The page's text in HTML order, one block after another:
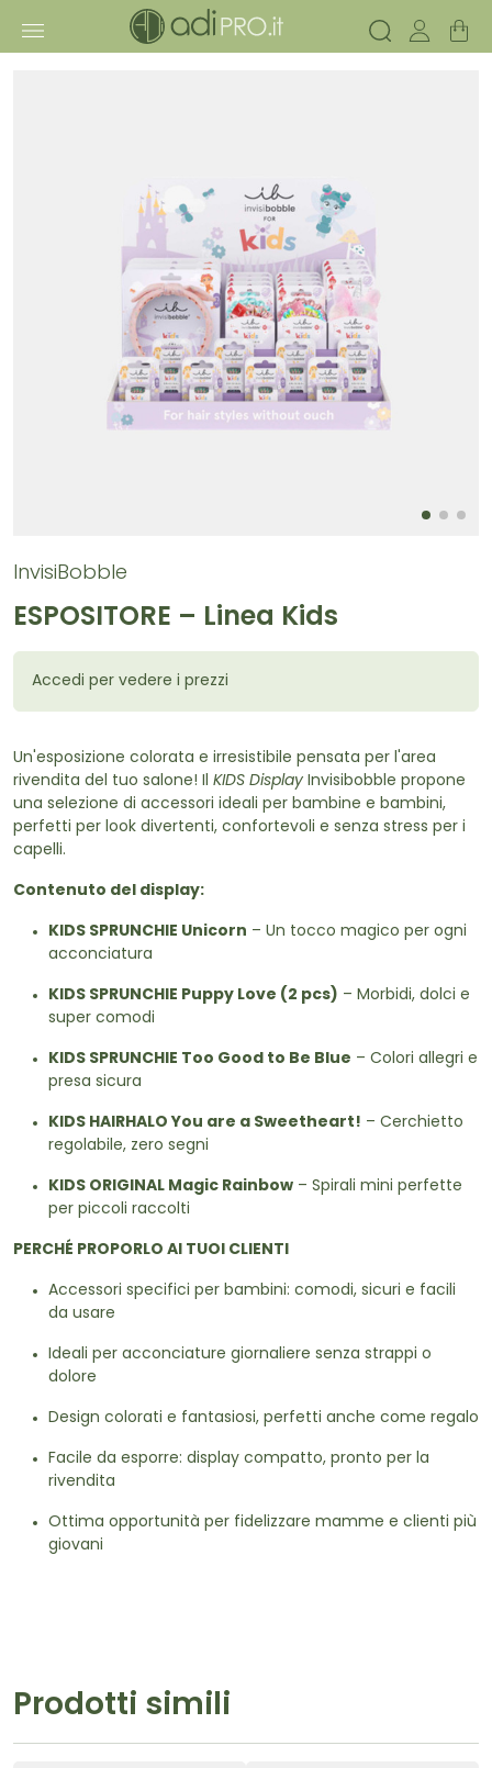
InvisiBobble
ESPOSITORE – Linea Kids
Accedi per vedere i prezzi
Un'esposizione colorata e irresistibile pensata per l'area
rivendita del tuo salone! Il KIDS Display Invisibobble propone
una selezione di accessori ideali per bambine e bambini,
perfetti per look divertenti, confortevoli e senza stress per i
capelli.
Contenuto del display:
KIDS SPRUNCHIE Unicorn – Un tocco magico per ogni
acconciatura
KIDS SPRUNCHIE Puppy Love (2 pcs) – Morbidi, dolci e
super comodi
KIDS SPRUNCHIE Too Good to Be Blue – Colori allegri e
presa sicura
KIDS HAIRHALO You are a Sweetheart! – Cerchietto
regolabile, zero segni
KIDS ORIGINAL Magic Rainbow – Spirali mini perfette
per piccoli raccolti
PERCHÉ PROPORLO AI TUOI CLIENTI
Accessori specifici per bambini: comodi, sicuri e facili
da usare
Ideali per acconciature giornaliere senza strappi o
dolore
Design colorati e fantasiosi, perfetti anche come regalo
Facile da esporre: display compatto, pronto per la
rivendita
Ottima opportunità per fidelizzare mamme e clienti più
giovani
Prodotti simili